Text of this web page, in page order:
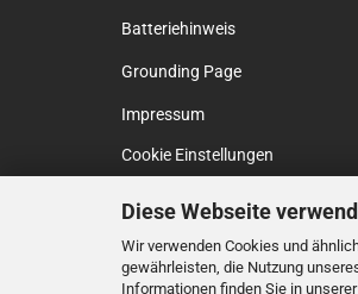
Diese Webseite
Wir verwenden Cookies und
gewährleisten, die Nutzung
Informationen finden Sie in unserer
Batteriehinweis
Grounding Page
Impressum
Cookie Einstellungen